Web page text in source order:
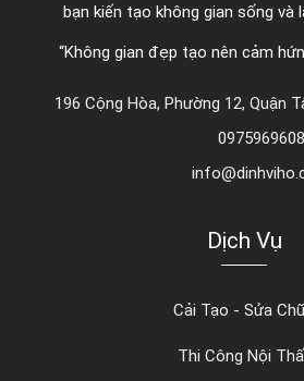
bạn kiến tạo không gian sống và
“Không gian đẹp tạo nên cảm
196 Cộng Hòa, Phường 12, Quận
0975969608
Dịch Vụ
Cải Tạo - Sửa
Thi Công Nội